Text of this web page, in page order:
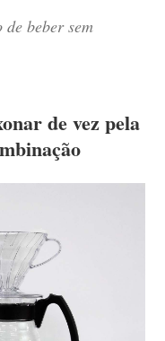
beber sem
de vez pela